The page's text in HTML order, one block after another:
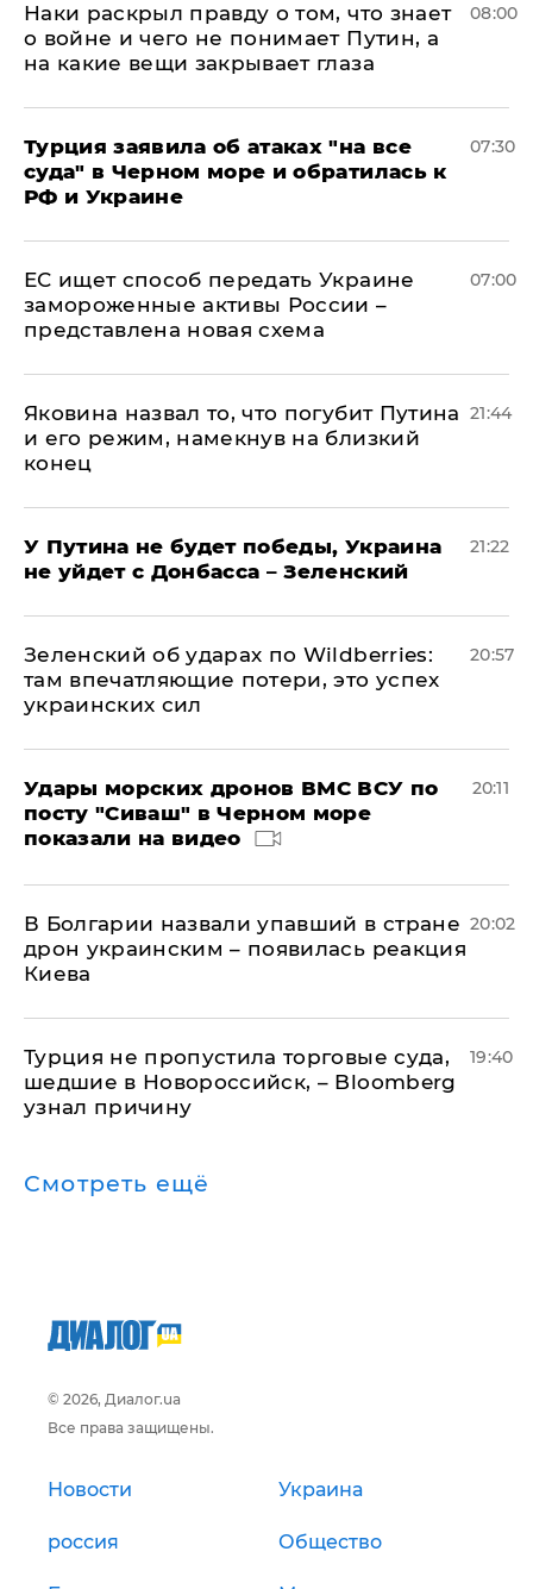
Наки раскрыл правду о том, что знает
о войне и чего не понимает Путин, а
на какие вещи закрывает глаза
08:00
Турция заявила об атаках "на все
суда" в Черном море и обратилась к
РФ и Украине
07:30
ЕС ищет способ передать Украине
замороженные активы России –
представлена новая схема
07:00
Яковина назвал то, что погубит Путина
и его режим, намекнув на близкий
конец
21:44
У Путина не будет победы, Украина
не уйдет с Донбасса – Зеленский
21:22
Зеленский об ударах по Wildberries:
там впечатляющие потери, это успех
украинских сил
20:57
Удары морских дронов ВМС ВСУ по
посту "Сиваш" в Черном море
показали на видео
20:11
В Болгарии назвали упавший в стране
дрон украинским – появилась реакция
Киева
20:02
Турция не пропустила торговые суда,
шедшие в Новороссийск, – Bloomberg
узнал причину
19:40
Смотреть ещё
© 2026, Диалог.ua
Все права защищены.
Новости Украина
россия Общество